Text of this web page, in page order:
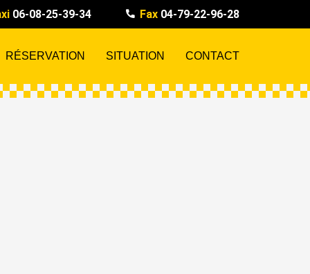
06-08-25-39-34 Fax 04-79-22-96-28
RÉSERVATION SITUATION CONTACT